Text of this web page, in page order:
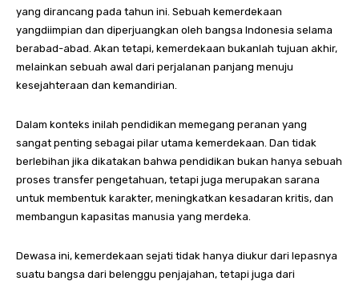
yang dirancang pada tahun ini. Sebuah kemerdekaan
yangdiimpian dan diperjuangkan oleh bangsa Indonesia selama
berabad-abad. Akan tetapi, kemerdekaan bukanlah tujuan akhir,
melainkan sebuah awal dari perjalanan panjang menuju
kesejahteraan dan kemandirian.
Dalam konteks inilah pendidikan memegang peranan yang
sangat penting sebagai pilar utama kemerdekaan. Dan tidak
berlebihan jika dikatakan bahwa pendidikan bukan hanya sebuah
proses transfer pengetahuan, tetapi juga merupakan sarana
untuk membentuk karakter, meningkatkan kesadaran kritis, dan
membangun kapasitas manusia yang merdeka.
Dewasa ini, kemerdekaan sejati tidak hanya diukur dari lepasnya
suatu bangsa dari belenggu penjajahan, tetapi juga dari